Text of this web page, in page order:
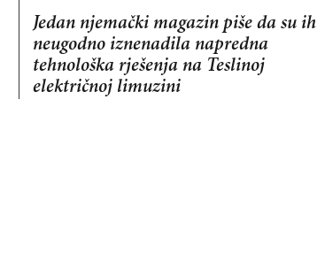
Jedan njemački magazin piše da su ih
neugodno iznenadila napredna
tehnološka rješenja na Teslinoj
električnoj limuzini